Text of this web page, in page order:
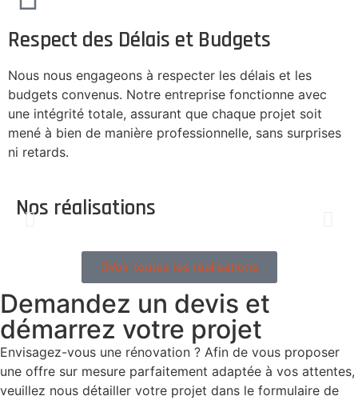
Respect des Délais et Budgets
Nous nous engageons à respecter les délais et les
budgets convenus. Notre entreprise fonctionne avec
une intégrité totale, assurant que chaque projet soit
mené à bien de manière professionnelle, sans surprises
ni retards.
Nos réalisations
Voir toutes les réalisations
Demandez un devis et
démarrez votre projet
Envisagez-vous une rénovation ? Afin de vous proposer
une offre sur mesure parfaitement adaptée à vos attentes,
veuillez nous détailler votre projet dans le formulaire de